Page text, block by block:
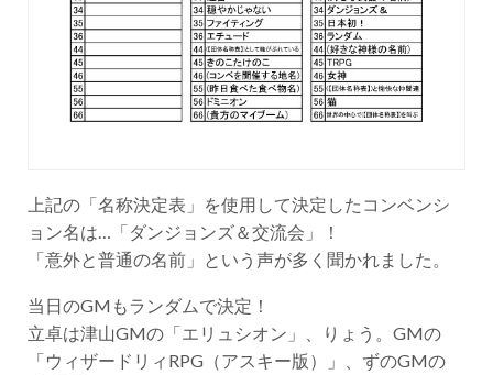
上記の「名称決定表」を使用して決定したコンベンシ
ョン名は…「ダンジョンズ＆交流会」！
「意外と普通の名前」という声が多く聞かれました。
当日のGMもランダムで決定！
立卓は津山GMの「エリュシオン」、りょう。GMの
「ウィザードリィRPG（アスキー版）」、ずのGMの